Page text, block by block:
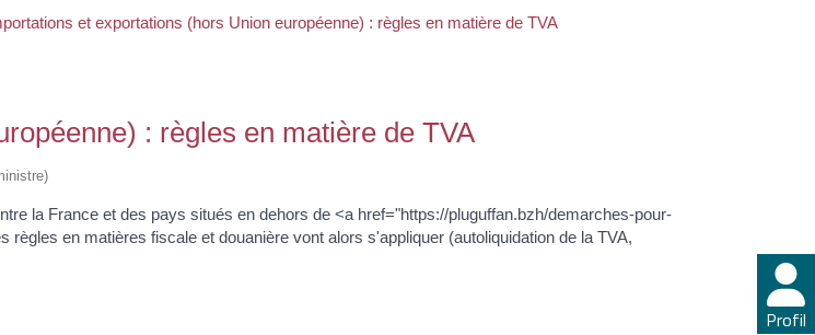
Profil
et exportations (hors Union européenne) : règles en matière de TVA
: règles en matière de TVA
la France et des pays situés en dehors de <a href="https://pluguffan.bzh/demarches-pour-
en matières fiscale et douanière vont alors s'appliquer (autoliquidation de la TVA,